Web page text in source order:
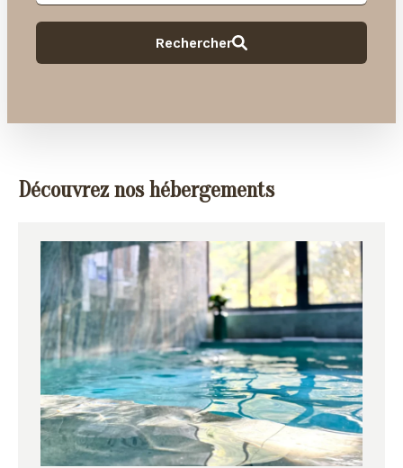
Découvrez nos hébergements